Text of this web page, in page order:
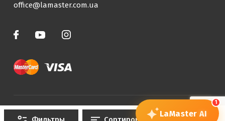
© 2023 — 2026 «LaMaster»
office@lamaster.com.ua
1
LaMaster AI